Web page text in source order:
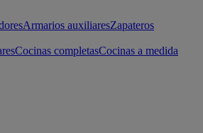
Armarios auxiliaresZapateros
Cocinas completasCocinas a medida